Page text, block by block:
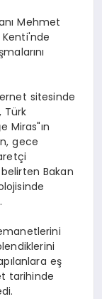
Mehmet
Kenti'nde
sitesinde
Türk
Miras"ın
gece
Bakan
eş
tarihinde